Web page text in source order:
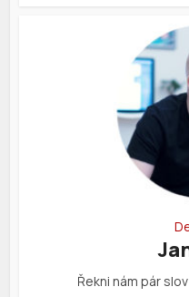
Řekni nám pár